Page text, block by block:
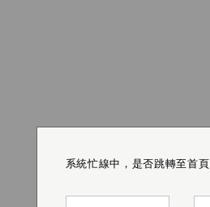
系統忙線中，是否跳轉至首頁
系統忙線中，是否跳轉至首頁
系統忙線中，是否跳轉至首頁
系統忙線中，是否跳轉至首頁
系統忙線中，是否跳轉至首頁